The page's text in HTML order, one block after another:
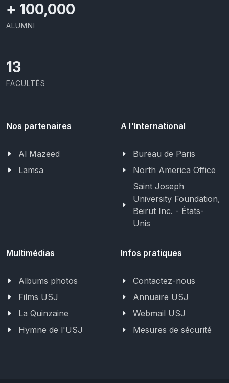
+ 100,000
ALUMNI
13
FACULTÉS
Nos partenaires
Al Mazeed
Lamsa
A l'International
Bureau de Paris
North America Office
Saint Joseph
University Foundation,
Beirut Inc. - États-
Unis
Multimédias
Albums photos
Films USJ
La Quinzaine
Hymne de l'USJ
Infos pratiques
Contactez-nous
Annuaire USJ
Webmail USJ
Mesures de sécurité